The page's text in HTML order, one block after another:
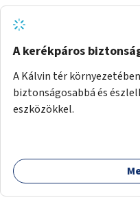
A kerékpáros
A Kálvin tér
biztonságosabbá és
eszközökkel.